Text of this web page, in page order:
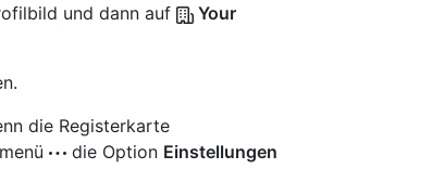
und dann auf
Your
die Registerkarte
die Option Einstellungen